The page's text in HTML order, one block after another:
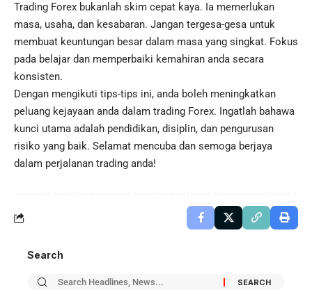
Trading Forex bukanlah skim cepat kaya. Ia memerlukan
masa, usaha, dan kesabaran. Jangan tergesa-gesa untuk
membuat keuntungan besar dalam masa yang singkat. Fokus
pada belajar dan memperbaiki kemahiran anda secara
konsisten.
Dengan mengikuti tips-tips ini, anda boleh meningkatkan
peluang kejayaan anda dalam trading Forex. Ingatlah bahawa
kunci utama adalah pendidikan, disiplin, dan pengurusan
risiko yang baik. Selamat mencuba dan semoga berjaya
dalam perjalanan trading anda!
Search